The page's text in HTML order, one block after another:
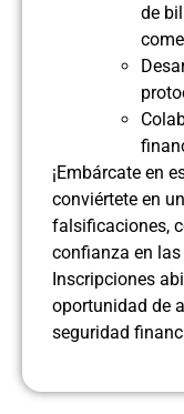
de
¡Embárcate en
conviértete en
falsificaciones,
confianza en
Inscripciones
oportunidad de
seguridad